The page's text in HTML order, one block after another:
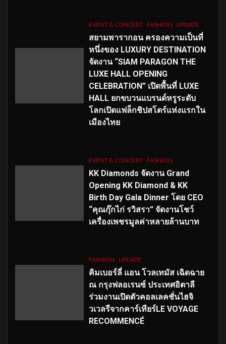
EVENT & CONCERT FASHION UPDATE
สยามพารากอน ครองความเป็นที่
หนึ่งของ LUXURY DESTINATION
จัดงาน “SIAM PARAGON THE
LUXE HALL OPENING
CELEBRATION” เปิดพื้นที่ LUXE
HALL ยกขบวนแบรนด์หรูระดับ
โลกเปิดแฟล็กชิปสโตร์แห่งแรกใน
เมืองไทย
EVENT & CONCERT FASHION
KK Diamonds จัดงาน Grand
Opening KK Diamond & KK
Birth Day Gala Dinner โดย CEO
“คุณกุ๊กไก่ รวิสรา” จัดงานโชว์
เครื่องเพชรมูลค่าหลายล้านบาท
FASHION UPDATE
คิมเบอร์ลี่ แอน โวลเทมัส เฉิดฉาย
ณ กรุงฟลอเรนซ์ ประเทศอิตาลี
ร่วมงานเปิดตัวคอลเลคชั่นไฮจิ
วเวลรีจากคาร์เทียร์LE VOYAGE
RECOMMENCÉ